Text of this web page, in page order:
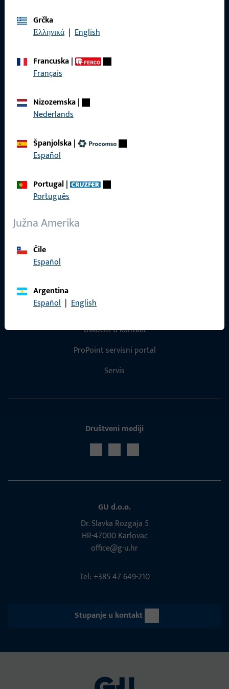
Grčka
Ελληνικά | English
Francuska|
Français
Nizozemska|
Nederlands
Španjolska|
Español
Portugal|
Português
Južna Amerika
Čile
Español
Argentina
Español | English
Zaštita podataka
Brzi pristup
O nama
Uskočiti u kontakt
ProPoint servisni portal
Servis
Društveni mediji
GU d.o.o.
Dr. Slavka Rozgaja 5
HR-47000 Karlovac
office@g-u.hr
Tel: +385 47 649-210
Stupanje u kontakt